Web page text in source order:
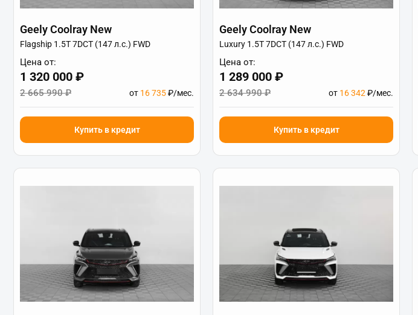
Geely Coolray New
Flagship 1.5T 7DCT (147 л.с.) FWD
Цена от:
1 320 000 ₽
2 665 990 ₽ от 16 735₽/мес.
Купить в кредит
Geely Coolray New
Luxury 1.5T 7DCT (147 л.с.) FWD
Цена от:
1 289 000 ₽
2 634 990 ₽ от 16 342 ₽/мес.
Купить в кредит